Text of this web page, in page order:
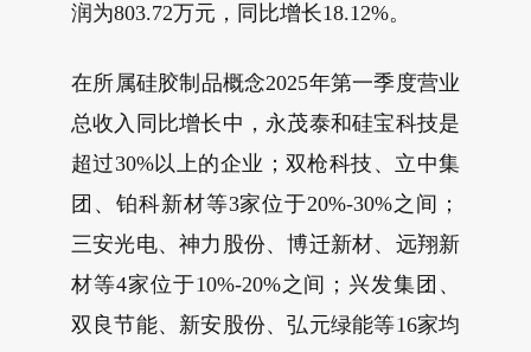
润为803.72万元，同比增长18.12%。
在所属硅胶制品概念2025年第一季度营业
总收入同比增长中，永茂泰和硅宝科技是
超过30%以上的企业；双枪科技、立中集
团、铂科新材等3家位于20%-30%之间；
三安光电、神力股份、博迁新材、远翔新
材等4家位于10%-20%之间；兴发集团、
双良节能、新安股份、弘元绿能等16家均